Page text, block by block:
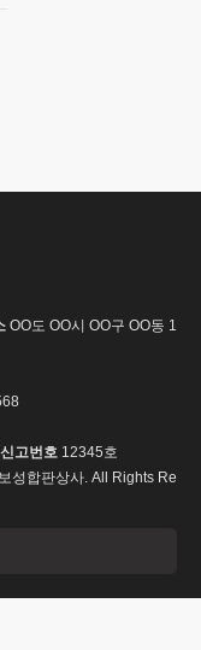
OO도 OO시 OO구 OO동 1
고번호 12345호
성합판상사. All Rights Re